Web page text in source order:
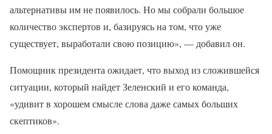
альтернативы им не появилось. Но мы собрали большое
количество экспертов и, базируясь на том, что уже
существует, выработали свою позицию», — добавил он.
Помощник президента ожидает, что выход из сложившейся
ситуации, который найдет Зеленский и его команда,
«удивит в хорошем смысле слова даже самых больших
скептиков».